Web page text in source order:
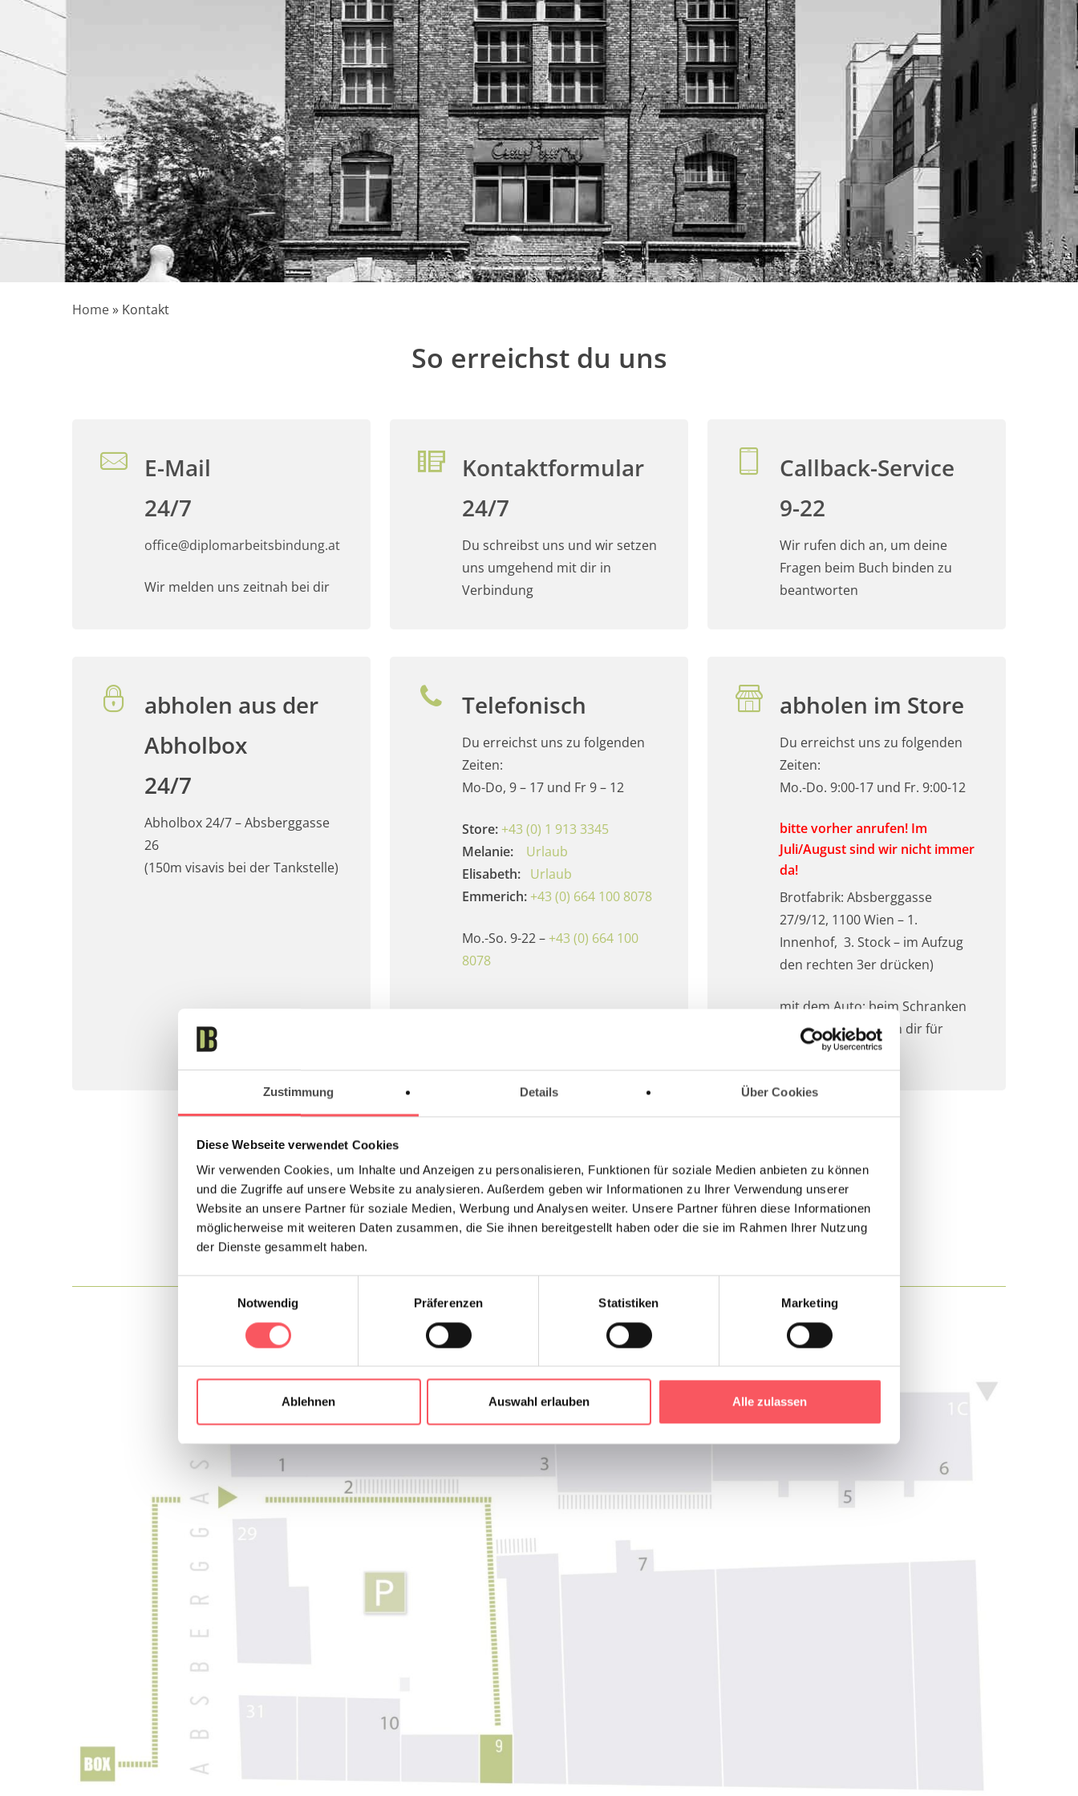
Zustimmung Details Über Cookies
Diese Webseite verwendet Cookies
Wir verwenden Cookies, um Inhalte und Anzeigen zu personalisieren, Funktionen für soziale Medien anbieten zu können
und die Zugriffe auf unsere Website zu analysieren. Außerdem geben wir Informationen zu Ihrer Verwendung unserer
Website an unsere Partner für soziale Medien, Werbung und Analysen weiter. Unsere Partner führen diese Informationen
möglicherweise mit weiteren Daten zusammen, die Sie ihnen bereitgestellt haben oder die sie im Rahmen Ihrer Nutzung
der Dienste gesammelt haben.
Einwilligungsauswahl
Notwendig
Präferenzen Statistiken Marketing
Ablehnen Auswahl erlauben Alle zulassen
Home» Kontakt
So erreichst du uns
E-Mail
24/7
office@diplomarbeitsbindung.at
Wir melden uns zeitnah bei dir
Kontaktformular
24/7
Du schreibst uns und wir setzen
uns umgehend mit dir in
Verbindung
Callback-Service
9-22
Wir rufen dich an, um deine
Fragen beim Buch binden zu
beantworten
abholen aus der
Abholbox
24/7
Abholbox 24/7 – Absberggasse
26
(150m visavis bei der Tankstelle)
Telefonisch
Du erreichst uns zu folgenden
Zeiten:
Mo-Do, 9 – 17 und Fr 9 – 12
Store:+43 (0) 1 913 3345
Melanie:
Urlaub
Elisabeth: Urlaub
Emmerich:+43 (0) 664 100 8078
Mo.-So. 9-22 –+43 (0) 664 100
8078
abholen im Store
Du erreichst uns zu folgenden
Zeiten:
Mo.-Do. 9:00-17 und Fr. 9:00-12
bitte vorher anrufen! Im
Juli/August sind wir nicht immer
da!
Brotfabrik: Absberggasse
27/9/12, 1100 Wien – 1.
Innenhof, 3. Stock – im Aufzug
den rechten 3er drücken)
mit dem Auto: beim Schranken
anrufen – wir öffnen dir für
unseren Parkplatz.
So findest du uns
wenn du dein Buch binden, und es dann abholen möchtest